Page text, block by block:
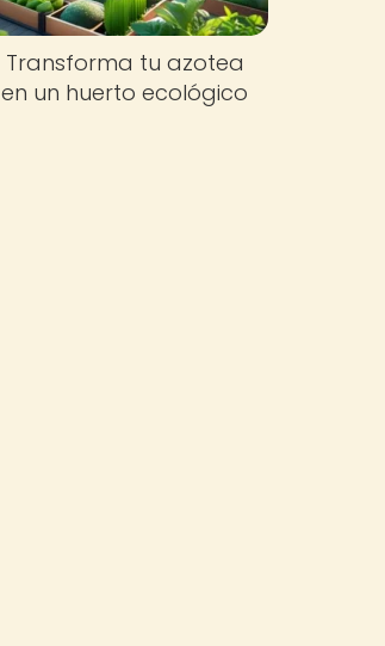
Transforma tu azotea
en un huerto ecológico